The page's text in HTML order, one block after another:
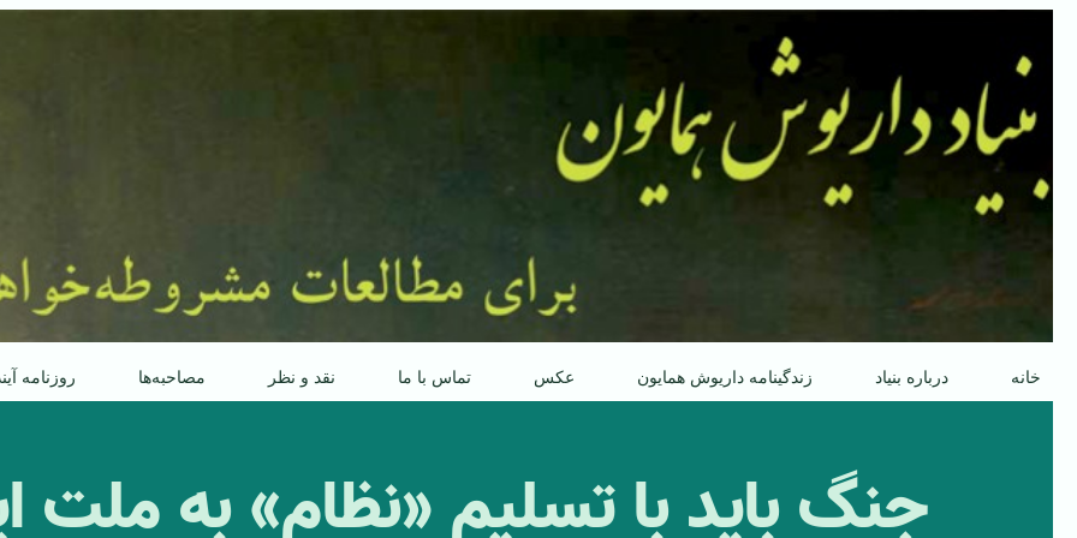
پرش
محتوا
خانه درباره بنیاد زندگینامه داریوش همایون عکس تماس با ما نقد و نظر مصاحبه‌ها روزنامه
جنگ باید با تسلیم «نظام» به ملت